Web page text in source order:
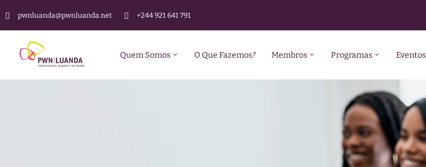
pwnluanda@pwnluanda.net +244 921 641 791
Quem Somos O Que Fazemos? Membros Programas Eventos